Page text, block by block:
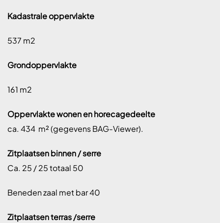
Kadastrale oppervlakte
537 m2
Grondoppervlakte
161 m2
Oppervlakte wonen en horecagedeelte
ca. 434 m² (gegevens BAG-Viewer).
Zitplaatsen binnen / serre
Ca. 25 / 25 totaal 50
Beneden zaal met bar 40
Zitplaatsen terras /serre